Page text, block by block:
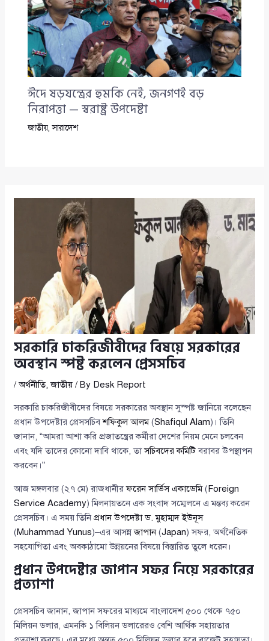
ঈদে ষড়যন্ত্রের হুমকি নেই, জনগণই বড়
নিরাপত্তা — স্বরাষ্ট্র উপদেষ্টা
জাতীয়,সারাদেশ
সরকারি চাকরিজীবীদের বিষয়ে সরকারের
অবস্থান স্পষ্ট করলেন প্রেসসচিব
/অর্থনীতি,জাতীয় / By Desk Report
সরকারি চাকরিজীবীদের বিষয়ে সরকারের অবস্থান সুস্পষ্ট জানিয়ে বলেছেন
প্রধান উপদেষ্টার প্রেসসচিবশফিকুল আলম(Shafiqul Alam)। তিনি
জানান, “আমরা আশা করি প্রজাতন্ত্রের কর্মীরা দেশের নিয়ম মেনে চলবেন
এবং যদি তাদের কোনো দাবি থাকে, তাসচিবদের কমিটিবরাবর উপস্থাপন
করবেন।”
আজ মঙ্গলবার (২৭ মে) রাজধানীরফরেন সার্ভিস একাডেমি( Foreign
Service Academy) মিলনায়তনে এক সংবাদ সম্মেলনে এ মন্তব্য করেন
প্রেসসচিব। এ সময় তিনিপ্রধান উপদেষ্টা ড. মুহাম্মদ ইউনূস
(Muhammad Yunus)–এর আসন্নজাপান(Japan) সফর, অর্থনৈতিক
সহযোগিতা এবং অবকাঠামো উন্নয়নের বিষয়ে বিস্তারিত তুলে ধরেন।
প্রধান উপদেষ্টার জাপান সফর নিয়ে সরকারের
প্রত্যাশা
প্রেসসচিব জানান, জাপান সফরের মাধ্যমে বাংলাদেশ ৫০০ থেকে ৭৫০
মিলিয়ন ডলার, এমনকি ১ বিলিয়ন ডলারেরও বেশি আর্থিক সহায়তার